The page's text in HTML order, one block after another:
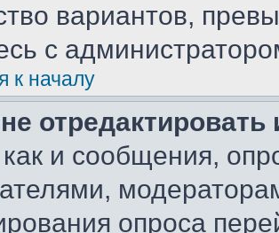
вариантов,
с
к началу
и сообщения,
опроса